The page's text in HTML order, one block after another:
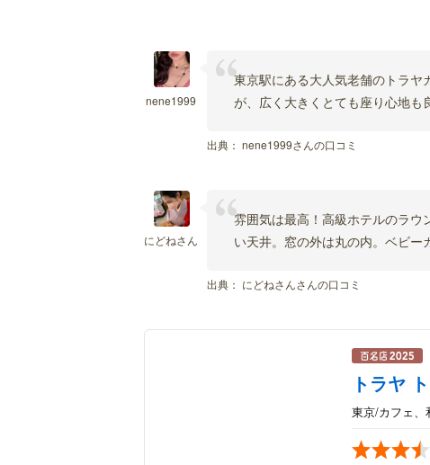
nene1999
東京駅にある大人気老舗のトラヤ
が、広く大きくとても座り心地も
出典： nene1999さんの口コミ
にどねさん
雰囲気は最高！高級ホテルのラウ
い天井。窓の外は丸の内。ベビー
出典： にどねさんさんの口コミ
トラヤ
東京/カフェ、